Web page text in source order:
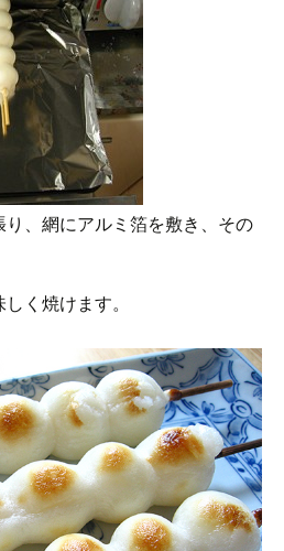
、網にアルミ箔を敷き、その
く焼けます。